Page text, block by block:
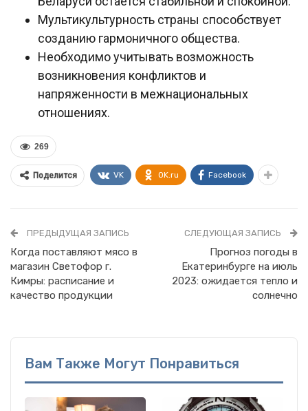
Мультикультурность страны способствует
созданию гармоничного общества.
Необходимо учитывать возможность
возникновения конфликтов и
напряженности в межнациональных
отношениях.
269
Поделится VK OK.ru Facebook
ПРЕДЫДУЩАЯ ЗАПИСЬ
Когда поставляют мясо в
магазин Светофор г.
Кимры: расписание и
качество продукции
СЛЕДУЮЩАЯ ЗАПИСЬ
Прогноз погоды в
Екатеринбурге на июль
2023: ожидается тепло и
солнечно
Вам Также Могут Понравиться